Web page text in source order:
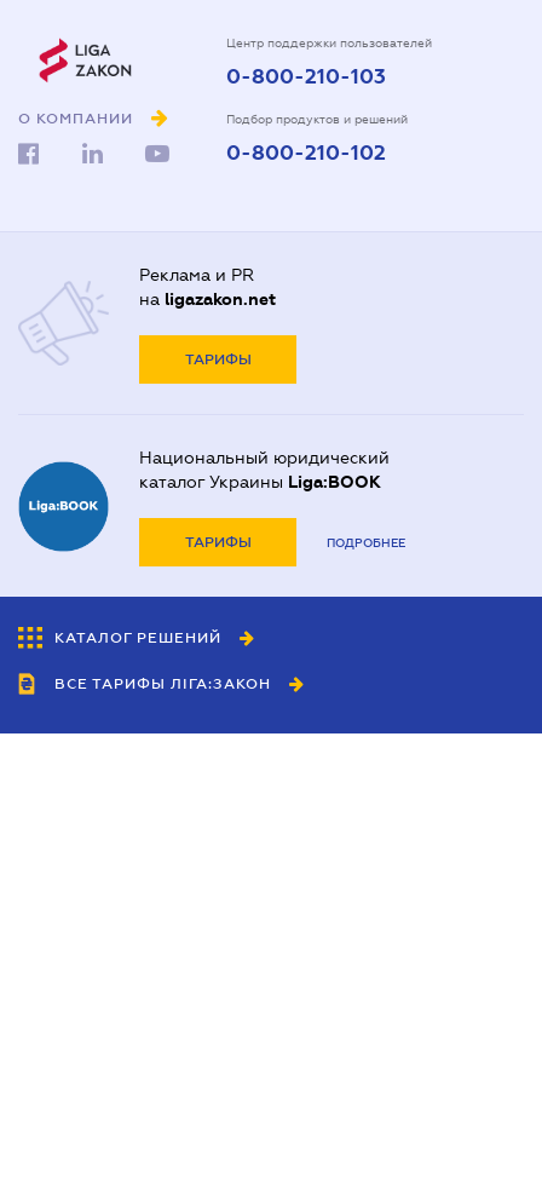
О КОМПАНИИ
Центр поддержки пользователей
0-800-210-103
Подбор продуктов и решений
0-800-210-102
Реклама и PR
на ligazakon.net
ТАРИФЫ
Национальный юридический
каталог Украины Liga:BOOK
ТАРИФЫ ПОДРОБНЕЕ
КАТАЛОГ РЕШЕНИЙ
ВСЕ ТАРИФЫ ЛІГА:ЗАКОН